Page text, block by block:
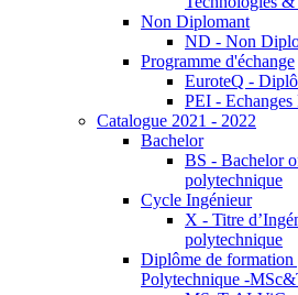
Non Diplomant
ND - Non
Programme d'échange
EuroteQ -
PEI - Echanges
Catalogue 2021 - 2022
Bachelor
BS - Bachelor
polytechnique
Cycle Ingénieur
X - Titre
polytechnique
Diplôme de formation
Polytechnique -